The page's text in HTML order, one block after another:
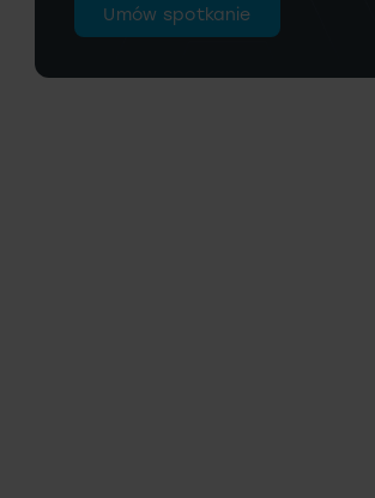
Umów spotkanie